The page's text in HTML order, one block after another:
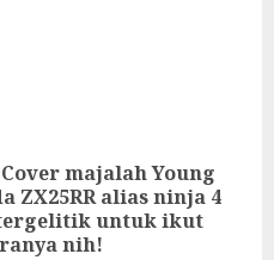
majalah Young
ZX25RR alias ninja 4
untuk ikut
nih!